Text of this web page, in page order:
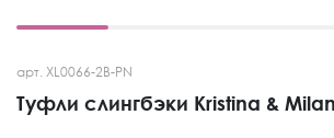
арт. XL0066-2B-PN
Туфли слингбэки Kristina & Milan